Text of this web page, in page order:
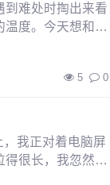
到难处时掏出来看
度。今天想和大
5 0
我正对着电脑屏
很长，我忽然就